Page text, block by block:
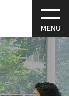
MENU